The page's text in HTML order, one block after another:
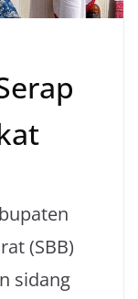
(SBB)
sidang